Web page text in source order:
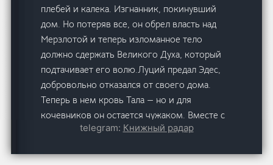
плебей и калека. Изгнанник, покинувший
дом. Но потеряв все, он обрел власть над
Мерзлотой и теперь изломанное тело
должно сдержать Великого Духа, который
подтачивает его волю.Луций предал Эдес,
добровольно отказался от своего дома.
Теперь в нем кровь Тала — но и для
кочевников он остается чужаком. Вместе с
Орхо он должен удержать Север от голода и
Зена и разрушить изнутри Республику, чья
telegram: Книжный радар